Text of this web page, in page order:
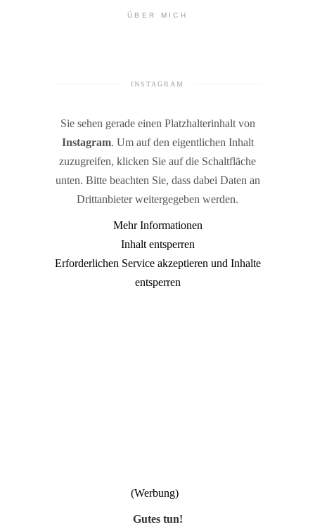
ÜBER MICH
INSTAGRAM
Sie sehen gerade einen Platzhalterinhalt von
Instagram. Um auf den eigentlichen Inhalt
zuzugreifen, klicken Sie auf die Schaltfläche
unten. Bitte beachten Sie, dass dabei Daten an
Drittanbieter weitergegeben werden.
Mehr Informationen
Inhalt entsperren
Erforderlichen Service akzeptieren und Inhalte
entsperren
Gutes tun!